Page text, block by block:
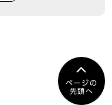
ページの
先頭へ